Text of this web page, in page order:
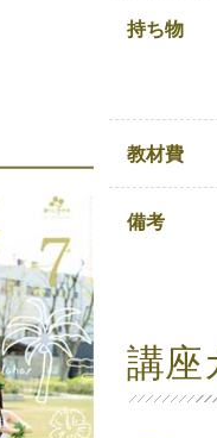
持ち物
教材費
備考
講座